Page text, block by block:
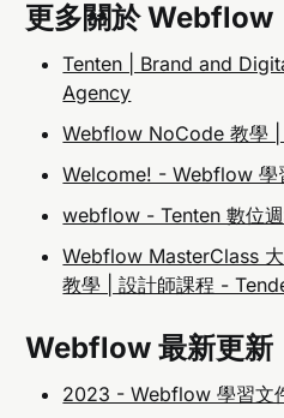
更多關於 Webflow
Tenten | Brand and
Agency
Webflow NoCode 教學
Welcome! - Webflow 學
webflow - Tenten 數位
Webflow MasterClass
教學 | 設計師課程 -
Webflow 最新更新
2023 - Webflow 學習文